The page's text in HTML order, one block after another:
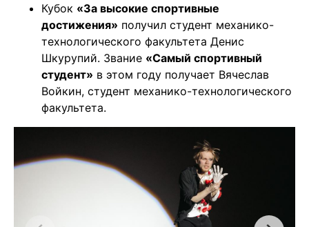
Кубок «За высокие спортивные
достижения» получил студент механико-
технологического факультета Денис
Шкурупий. Звание «Самый спортивный
студент» в этом году получает Вячеслав
Войкин, студент механико-технологического
факультета.